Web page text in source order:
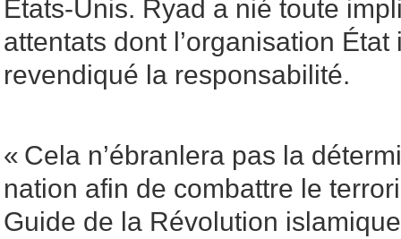
États-Unis. Ryad a nié toute
attentats dont l’organisation
revendiqué la responsabilité.
« Cela n’ébranlera pas la
nation afin de combattre le
Guide de la Révolution